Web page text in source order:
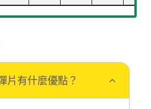
片有什麼優點？